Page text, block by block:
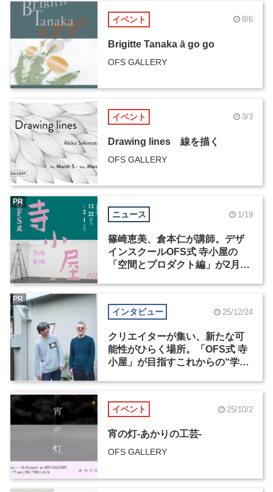
イベント 8/6
Brigitte Tanaka ā go go
OFS GALLERY
イベント 3/3
Drawing lines 線を描く
OFS GALLERY
ニュース 1/19
篠崎恵美、倉本仁が講師。デザ
インスクールOFS式 寺小屋の
「空間とプロダクト編」が2月1
PR
インタビュー 25/12/24
クリエイターが集い、新たな可
能性がひらく場所。「OFS式 寺
小屋」が目指すこれからの“学
PR
イベント 25/10/2
宵の灯-あかりの工芸-
OFS GALLERY